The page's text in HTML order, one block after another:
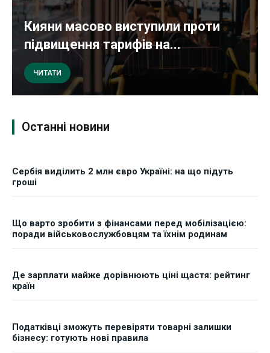
Кияни масово виступили проти
підвищення тарифів на...
ЧИТАТИ
Останні новини
Сербія виділить 2 млн євро Україні: на що підуть
гроші
Що варто зробити з фінансами перед мобілізацією:
поради військовослужбовцям та їхнім родинам
Де зарплати майже дорівнюють ціні щастя: рейтинг
країн
Податківці зможуть перевіряти товарні залишки
бізнесу: готують нові правила